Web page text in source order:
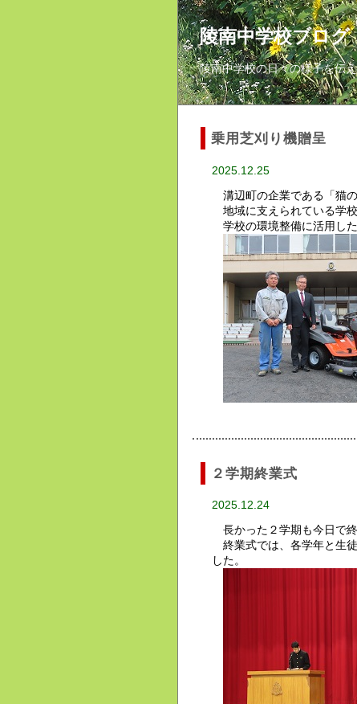
陵南中学校ブログ
陵南中学校の日々の様子を伝
乗用芝刈り機贈呈
2025.12.25
溝辺町の企業である「猫
地域に支えられている学
学校の環境整備に活用した
２学期終業式
2025.12.24
長かった２学期も今日で終
終業式では、各学年と生
した。